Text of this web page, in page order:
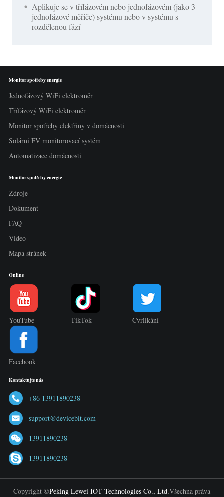
Aplikuje se v třífázovém nebo jednofázovém (jako 3
jednofázové měřiče) systému nebo v systému s
rozdělenou fází
Monitor spotřeby energie
Jednofázový WiFi elektroměr
Třífázový WiFi elektroměr
Monitor spotřeby elektřiny v domácnosti
Solární FV monitorovací systém
Automatizace domácnosti
Monitor spotřeby energie
Zdroje
Dokument
FAQ
Video
Mapa stránek
Online
YouTube TikTok Cvrlikání
Facebook
Kontaktujte nás
+86 13911890238
support@devicebit.com
13911890238
13911890238
Copyright ©Peking Lewei IOT Technologies Co., Ltd.Všechna práva